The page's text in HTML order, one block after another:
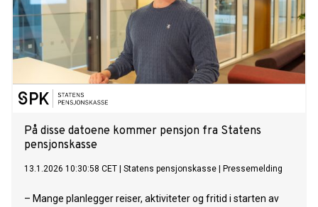
På disse datoene kommer pensjon fra Statens
pensjonskasse
13.1.2026 10:30:58 CET Statens pensjonskasse Pressemelding
– Mange planlegger reiser, aktiviteter og fritid i starten av